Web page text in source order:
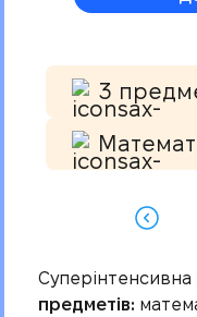
3
Суперінтенсивна
предметів: